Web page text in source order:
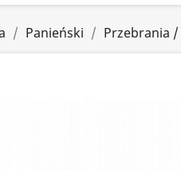
Panieński Przebrania